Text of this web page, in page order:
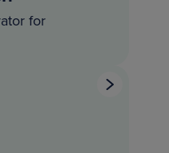
for